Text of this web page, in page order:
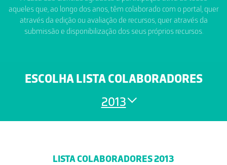
aqueles que, ao longo dos anos, têm colaborado com o portal, quer
através da edição ou avaliação de recursos, quer através da
submissão e disponibilização dos seus próprios recursos.
ESCOLHA LISTA COLABORADORES
2013
LISTA COLABORADORES 2013